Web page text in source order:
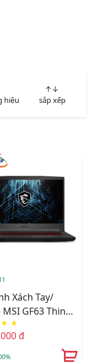
hiệu
↑↓
sắp xếp
Xách Tay/
GF63 Thin
(i5-
8GB/512GB/
15.6 Inch
★ ★
đ